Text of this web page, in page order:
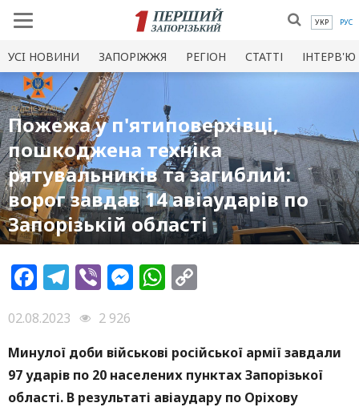
УКР РУС
УСI НОВИНИ ЗАПОРІЖЖЯ РЕГІОН СТАТТІ ІНТЕРВ'Ю
Пожежа у п'ятиповерхівці,
пошкоджена техніка
рятувальників та загиблий:
ворог завдав 14 авіаударів по
Запорізькій області
Facebook
Telegram
ViberMessenger
WhatsApp
02.08.2023
2 926
Минулої доби військові російської армії завдали
97 ударів по 20 населених пунктах Запорізької
області. В результаті авіаудару по Оріхову